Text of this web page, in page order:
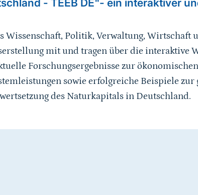
Wissenschaft, Politik, Verwaltung, Wirtschaft
mit und tragen über die interaktive
Forschungsergebnisse zur
sowie erfolgreiche Beispiele
des Naturkapitals in Deutschland.